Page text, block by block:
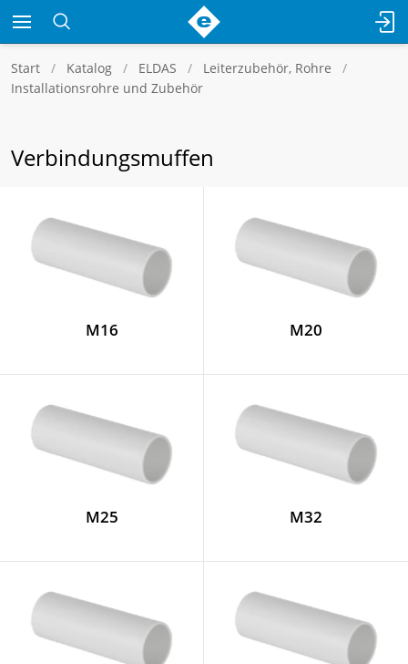
Start Katalog ELDAS
Leiterzubehör, Rohre
Installationsrohre und Zubehör
Verbindungsmuffen
M16 M20
M25 M32